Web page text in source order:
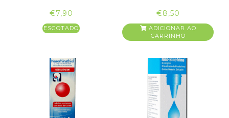
€7,90
ESGOTADO
€8,50
ADICIONAR AO
CARRINHO